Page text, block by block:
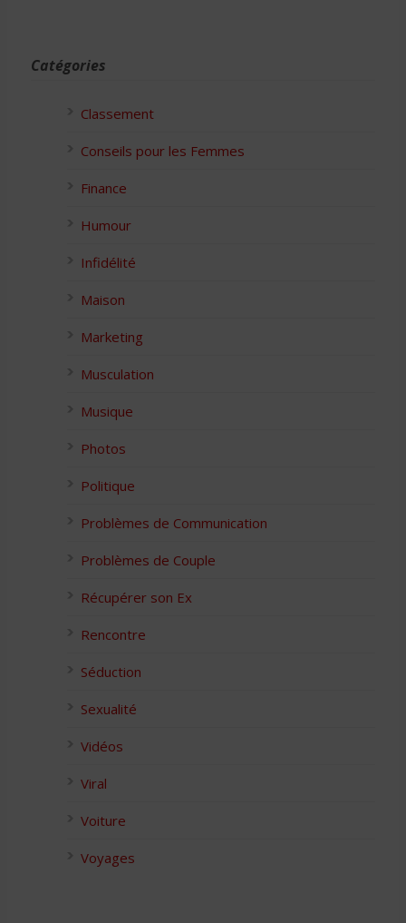
Catégories
Classement
Conseils pour les Femmes
Finance
Humour
Infidélité
Maison
Marketing
Musculation
Musique
Photos
Politique
Problèmes de Communication
Problèmes de Couple
Récupérer son Ex
Rencontre
Séduction
Sexualité
Vidéos
Viral
Voiture
Voyages